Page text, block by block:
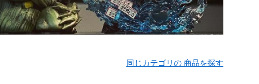
同じカテゴリの 商品を探す